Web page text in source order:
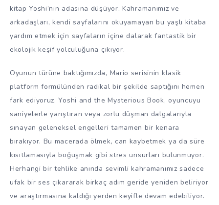
kitap Yoshi’nin adasına düşüyor. Kahramanımız ve
arkadaşları, kendi sayfalarını okuyamayan bu yaşlı kitaba
yardım etmek için sayfaların içine dalarak fantastik bir
ekolojik keşif yolculuğuna çıkıyor.
Oyunun türüne baktığımızda, Mario serisinin klasik
platform formülünden radikal bir şekilde saptığını hemen
fark ediyoruz. Yoshi and the Mysterious Book, oyuncuyu
saniyelerle yarıştıran veya zorlu düşman dalgalarıyla
sınayan geleneksel engelleri tamamen bir kenara
bırakıyor. Bu macerada ölmek, can kaybetmek ya da süre
kısıtlamasıyla boğuşmak gibi stres unsurları bulunmuyor.
Herhangi bir tehlike anında sevimli kahramanımız sadece
ufak bir ses çıkararak birkaç adım geride yeniden beliriyor
ve araştırmasına kaldığı yerden keyifle devam edebiliyor.